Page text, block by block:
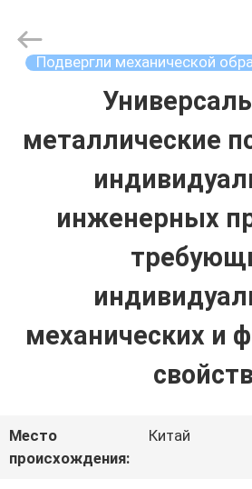
ПРОДУКТЫ
РОЛИКИ
НАС
ФАБРИКИ
And
Flange Подвергли механической
металлические
инженерных
механических и
свойств
Место
происхождения:
Китай